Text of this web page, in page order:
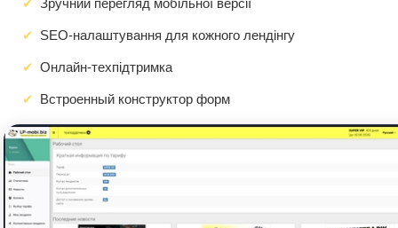
Зручний перегляд мобільної версії
SEO-налаштування для кожного лендінгу
Онлайн-техпідтримка
Встроенный конструктор форм